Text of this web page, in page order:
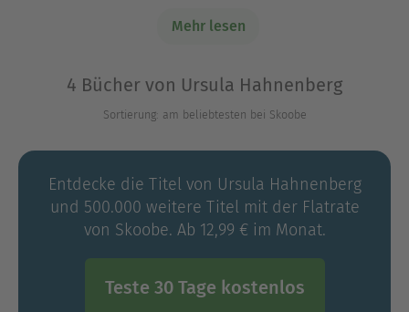
aus, bevor sie zu ihrer Berufung fand. Heute ist
und erzählt am liebsten von starken Frauen.
Die Website der Autorin: www.ursula-
Die Autorin bei Facebook:
www.facebook.com/ursula.di
Die Autorin bei Instagram: @ursula_hahnenberg
Krimi-Reihe um Försterin Julia Sommer mit den
Einzeltiteln »Teufelstritt« und »Wolfstanz«, in dem
Mehr lesen
4 Bücher von Ursula Hahnenberg
Sortierung: am beliebtesten bei Skoobe
Entdecke die Titel von Ursula Hahnenberg
und 500.000 weitere Titel mit der Flatrate
von Skoobe. Ab 12,99 € im Monat.
Teste 30 Tage kostenlos